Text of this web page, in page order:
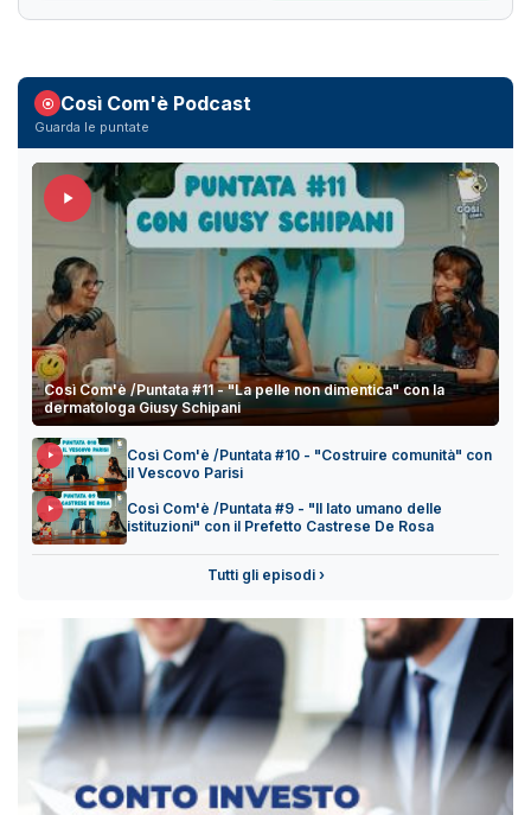
Così Com'è Podcast
Guarda le puntate
Così Com'è /Puntata #11 - "La pelle non dimentica" con la
dermatologa Giusy Schipani
Così Com'è /Puntata #10 - "Costruire comunità" con
il Vescovo Parisi
Così Com'è /Puntata #9 - "Il lato umano delle
istituzioni" con il Prefetto Castrese De Rosa
Tutti gli episodi ›